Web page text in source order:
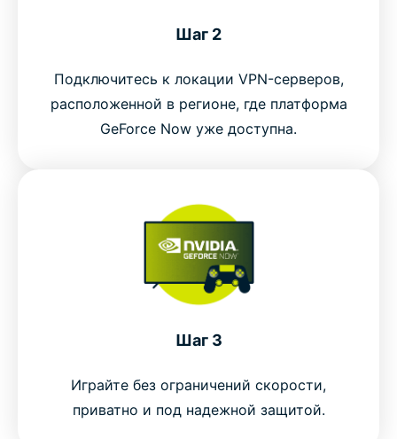
Шаг 2
Подключитесь к локации VPN-серверов,
расположенной в регионе, где платформа
GeForce Now уже доступна.
Шаг 3
Играйте без ограничений скорости,
приватно и под надежной защитой.